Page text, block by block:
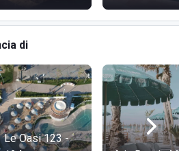
di
Le Oasi 123 -